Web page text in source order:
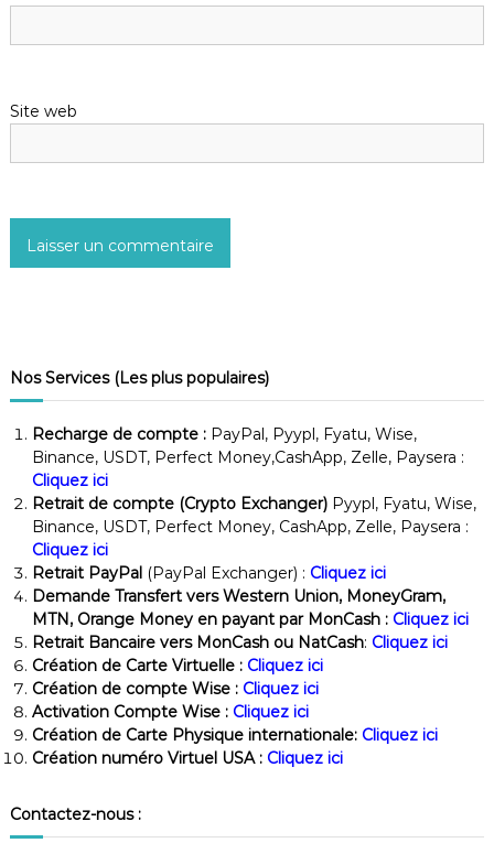
Site web
Nos Services (Les plus populaires)
Recharge de compte :PayPal, Pyypl, Fyatu, Wise,
Binance, USDT, Perfect Money,CashApp, Zelle, Paysera :
Cliquez ici
Retrait de compte (Crypto Exchanger)Pyypl, Fyatu, Wise,
Binance, USDT, Perfect Money, CashApp, Zelle, Paysera :
Cliquez ici
Retrait PayPal(PayPal Exchanger) : Cliquez ici
Demande Transfert vers Western Union, MoneyGram,
MTN, Orange Money en payant par MonCash : Cliquez ici
Retrait Bancaire vers MonCash ou NatCash: Cliquez ici
Création de Carte Virtuelle : Cliquez ici
Création de compte Wise : Cliquez ici
Activation Compte Wise : Cliquez ici
Création de Carte Physique internationale: Cliquez ici
Création numéro Virtuel USA : Cliquez ici
Contactez-nous :